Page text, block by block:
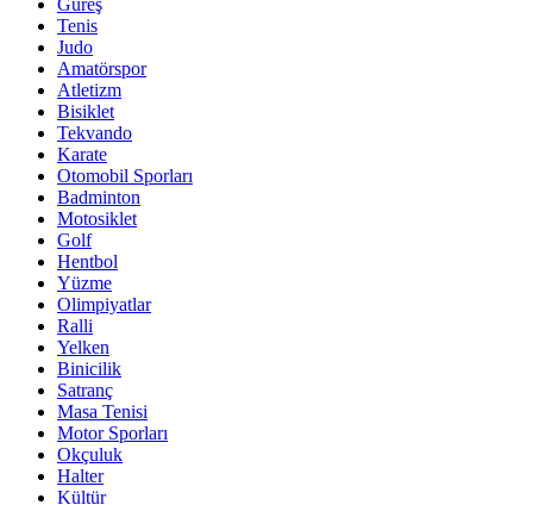
Güreş
Tenis
Judo
Amatörspor
Atletizm
Bisiklet
Tekvando
Karate
Otomobil Sporları
Badminton
Motosiklet
Golf
Hentbol
Yüzme
Olimpiyatlar
Ralli
Yelken
Binicilik
Satranç
Masa Tenisi
Motor Sporları
Okçuluk
Halter
Kültür